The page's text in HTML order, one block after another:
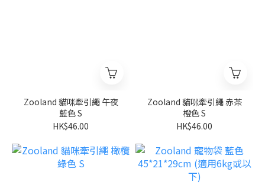
Zooland 貓咪牽引繩 午夜
藍色 S
HK$46.00
Zooland 貓咪牽引繩 赤茶
橙色 S
HK$46.00